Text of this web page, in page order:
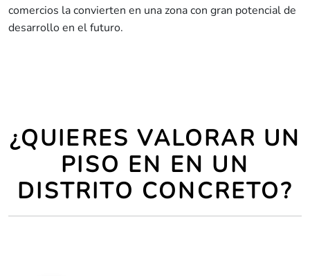
comercios la convierten en una zona con gran potencial de
desarrollo en el futuro.
¿QUIERES VALORAR UN
PISO EN EN UN
DISTRITO CONCRETO?